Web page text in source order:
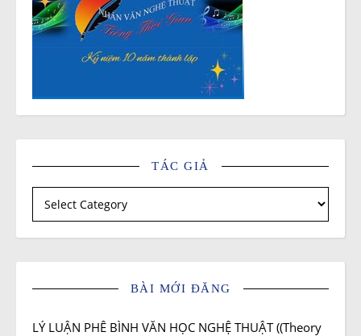
TÁC GIẢ
Tác giả
BÀI MỚI ĐĂNG
LÝ LUẬN PHÊ BÌNH VĂN HỌC NGHỆ THUẬT ((Theory